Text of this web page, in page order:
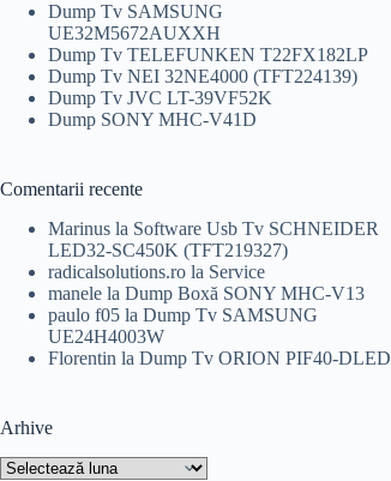
Dump Tv SAMSUNG
UE32M5672AUXXH
Dump Tv TELEFUNKEN T22FX182LP
Dump Tv NEI 32NE4000 (TFT224139)
Dump Tv JVC LT-39VF52K
Dump SONY MHC-V41D
Comentarii recente
Marinus la Software Usb Tv SCHNEIDER
LED32-SC450K (TFT219327)
radicalsolutions.ro la Service
manele la Dump Boxă SONY MHC-V13
paulo f05 la Dump Tv SAMSUNG
UE24H4003W
Florentin la Dump Tv ORION PIF40-DLED
Arhive
Arhive